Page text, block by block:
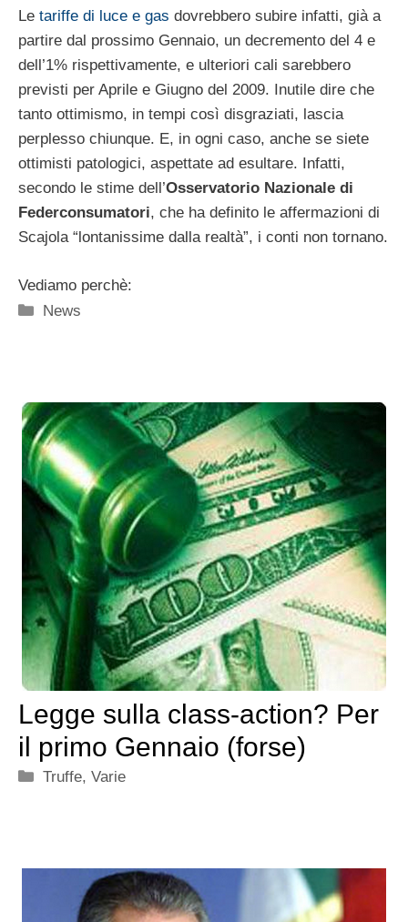
Le tariffe di luce e gas dovrebbero subire infatti, già a
partire dal prossimo Gennaio, un decremento del 4 e
dell’1% rispettivamente, e ulteriori cali sarebbero
previsti per Aprile e Giugno del 2009. Inutile dire che
tanto ottimismo, in tempi così disgraziati, lascia
perplesso chiunque. E, in ogni caso, anche se siete
ottimisti patologici, aspettate ad esultare. Infatti,
secondo le stime dell’Osservatorio Nazionale di
Federconsumatori, che ha definito le affermazioni di
Scajola “lontanissime dalla realtà”, i conti non tornano.
Vediamo perchè:
Categorie
News
Legge sulla class-action? Per
il primo Gennaio (forse)
Categorie
Truffe,Varie